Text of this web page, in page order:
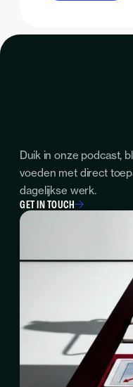
Duik in onze podcast,
voeden met direct
dagelijkse werk.
GET IN TOUCH